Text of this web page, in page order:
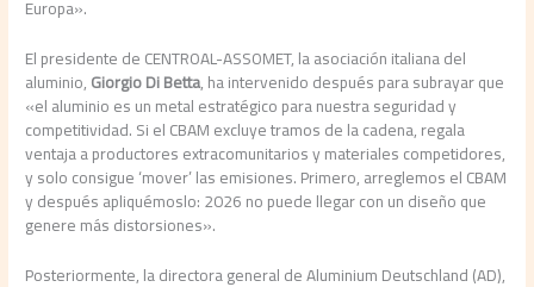
Europa».
El presidente de CENTROAL-ASSOMET, la asociación italiana del
aluminio,Giorgio Di Betta, ha intervenido después para subrayar que
«el aluminio es un metal estratégico para nuestra seguridad y
competitividad. Si el CBAM excluye tramos de la cadena, regala
ventaja a productores extracomunitarios y materiales competidores,
y solo consigue ‘mover’ las emisiones. Primero, arreglemos el CBAM
y después apliquémoslo: 2026 no puede llegar con un diseño que
genere más distorsiones».
Posteriormente, la directora general de Aluminium Deutschland (AD),